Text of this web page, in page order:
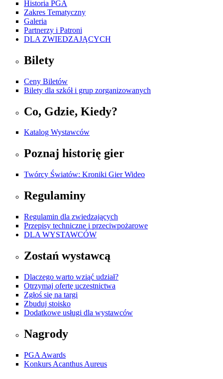
Historia PGA
Zakres Tematyczny
Galeria
Partnerzy i Patroni
DLA ZWIEDZAJĄCYCH
Bilety
Ceny Biletów
Bilety dla szkół i grup zorganizowanych
Co, Gdzie, Kiedy?
Katalog Wystawców
Poznaj historię gier
Twórcy Światów: Kroniki Gier Wideo
Regulaminy
Regulamin dla zwiedzających
Przepisy techniczne i przeciwpożarowe
DLA WYSTAWCÓW
Zostań wystawcą
Dlaczego warto wziąć udział?
Otrzymaj ofertę uczestnictwa
Zgłoś się na targi
Zbuduj stoisko
Dodatkowe usługi dla wystawców
Nagrody
PGA Awards
Konkurs Acanthus Aureus